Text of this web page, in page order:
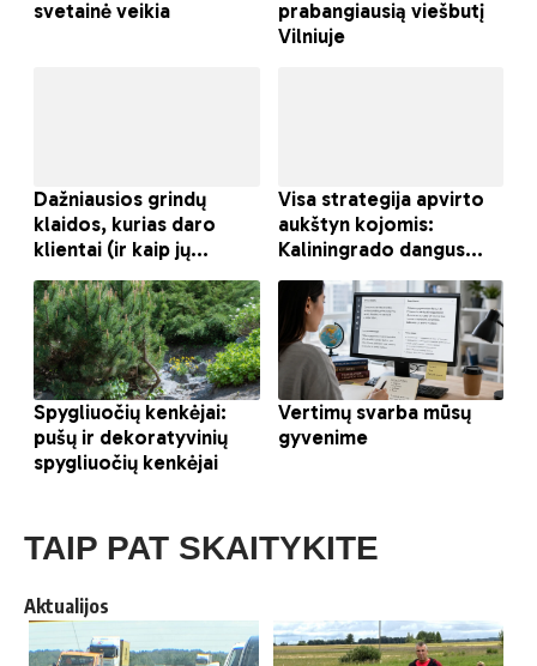
TAIP PAT SKAITYKITE
Aktualijos